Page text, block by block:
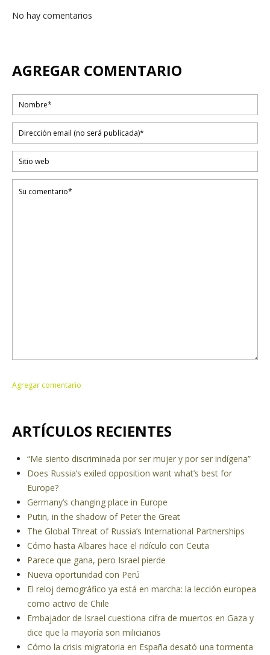
No hay comentarios
AGREGAR COMENTARIO
ARTÍCULOS RECIENTES
“Me siento discriminada por ser mujer y por ser indígena”
Does Russia’s exiled opposition want what’s best for
Europe?
Germany’s changing place in Europe
Putin, in the shadow of Peter the Great
The Global Threat of Russia’s International Partnerships
Cómo hasta Albares hace el ridículo con Ceuta
Parece que gana, pero Israel pierde
Nueva oportunidad con Perú
El reloj demográfico ya está en marcha: la lección europea
como activo de Chile
Embajador de Israel cuestiona cifra de muertos en Gaza y
dice que la mayoría son milicianos
Cómo la crisis migratoria en España desató una tormenta